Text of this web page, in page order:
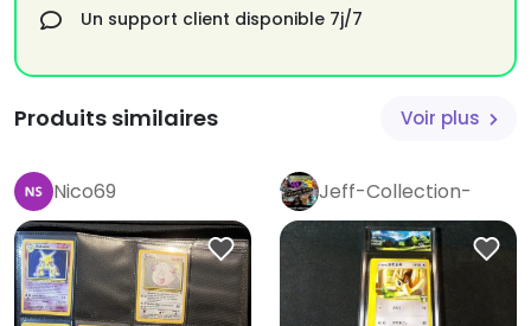
Un support client disponible 7j/7
Produits similaires Voir plus
Nico69
Jeff-Collection-
Rétro Pro